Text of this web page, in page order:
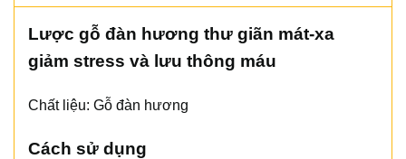
Lược gỗ đàn hương thư giãn mát-xa
giảm stress và lưu thông máu
Chất liệu: Gỗ đàn hương
Cách sử dụng